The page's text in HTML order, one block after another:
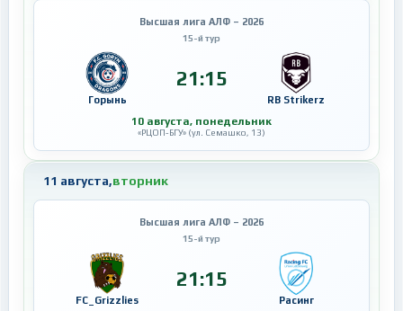
Высшая лига АЛФ – 2026
15-й тур
Горынь
21:15
RB Strikerz
10 августа, понедельник
«РЦОП-БГУ» (ул. Семашко, 13)
11 августа,вторник
Высшая лига АЛФ – 2026
15-й тур
FC_Grizzlies
21:15
Расинг